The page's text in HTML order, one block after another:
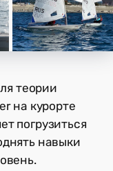
теории
на курорте
погрузиться
навыки